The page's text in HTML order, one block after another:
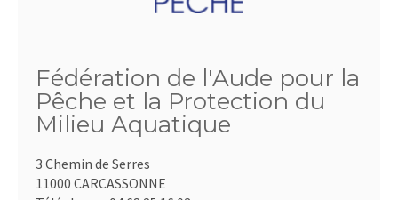
Fédération de l'Aude pour la
Pêche et la Protection du
Milieu Aquatique
3 Chemin de Serres
11000 CARCASSONNE